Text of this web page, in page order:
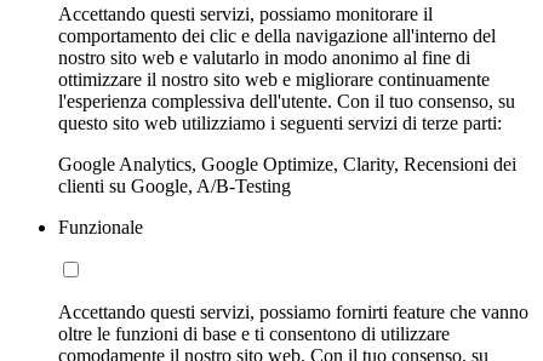
Accettando questi servizi, possiamo monitorare il
comportamento dei clic e della navigazione all'interno del
nostro sito web e valutarlo in modo anonimo al fine di
ottimizzare il nostro sito web e migliorare continuamente
l'esperienza complessiva dell'utente. Con il tuo consenso, su
questo sito web utilizziamo i seguenti servizi di terze parti:
Google Analytics, Google Optimize, Clarity, Recensioni dei
clienti su Google, A/B-Testing
Funzionale
Accettando questi servizi, possiamo fornirti feature che vanno
oltre le funzioni di base e ti consentono di utilizzare
comodamente il nostro sito web. Con il tuo consenso, su